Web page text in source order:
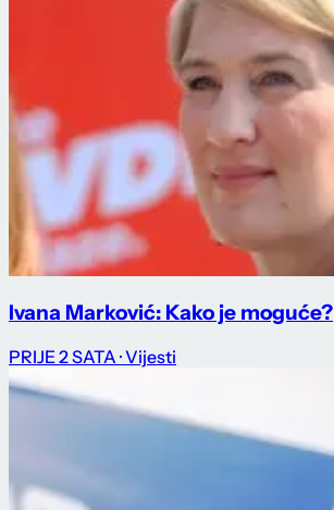
Ivana Marković: Kako je moguće?
PRIJE 2 SATA · Vijesti